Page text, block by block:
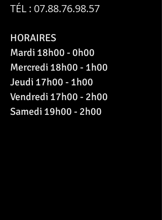
TÉL : 07.88.76.98.57
HORAIRES
Mardi 18h00 - 0h00
Mercredi 18h00 - 1h00
Jeudi 17h00 - 1h00
Vendredi 17h00 - 2h00
Samedi 19h00 - 2h00